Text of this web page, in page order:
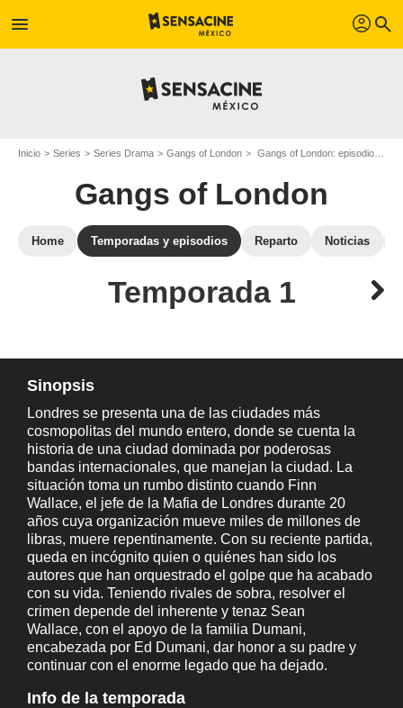
menu profil search
Inicio Series Series Drama Gangs of London Gangs of London: episodios de la temporada 1
Gangs of London
Home Temporadas y episodios Reparto Noticias
Temporada 1
Sinopsis
Londres se presenta una de las ciudades más
cosmopolitas del mundo entero, donde se cuenta la
historia de una ciudad dominada por poderosas
bandas internacionales, que manejan la ciudad. La
situación toma un rumbo distinto cuando Finn
Wallace, el jefe de la Mafia de Londres durante 20
años cuya organización mueve miles de millones de
libras, muere repentinamente. Con su reciente partida,
queda en incógnito quien o quiénes han sido los
autores que han orquestrado el golpe que ha acabado
con su vida. Teniendo rivales de sobra, resolver el
crimen depende del inherente y tenaz Sean
Wallace, con el apoyo de la familia Dumani,
encabezada por Ed Dumani, dar honor a su padre y
continuar con el enorme legado que ha dejado.
Info de la temporada